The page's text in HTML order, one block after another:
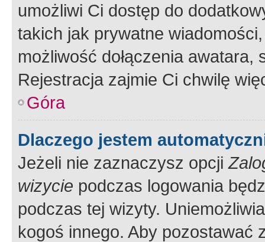
umożliwi Ci dostęp do
takich jak prywatne
możliwość dołączenia
Rejestracja zajmie Ci chwilę
Góra
Dlaczego jestem
Jeżeli nie zaznaczysz opcji
wizycie podczas logowania
podczas tej wizyty.
kogoś innego. Aby pozostawać